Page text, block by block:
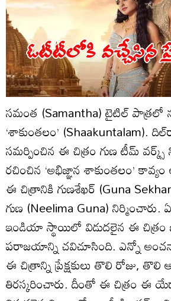
సమంత (Samantha) టైటిల్‌
‘శాకుంతలం’ (Shaakuntalam).
సమర్పించిన ఈ చిత్రం గుణ టీమ్‌
రచించిన ‘అభిజ్ఞాన శాకుంతలం’
ఈ చిత్రానికి గుణశేఖర్ (Guna
గుణ (Neelima Guna) నిర్మించారు.
ఇండియా స్థాయిలో విడుదలైన ఈ చిత్రం
పరాజయాన్ని చవిచూసింది. ఎన్నో
ఈ చిత్రాన్ని ప్రేక్షకులు తొలి రోజు, తొలి
తిరస్కరించారు. దీంతో ఈ చిత్రం ఈ